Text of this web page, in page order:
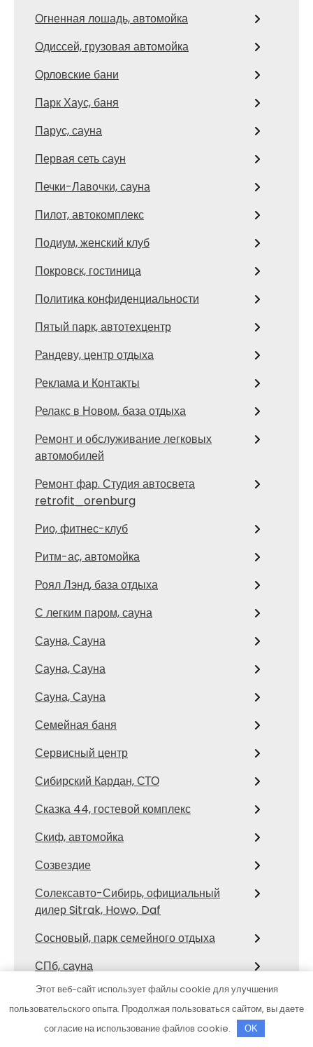
Огненная лошадь, автомойка
Одиссей, грузовая автомойка
Орловские бани
Парк Хаус, баня
Парус, сауна
Первая сеть саун
Печки-Лавочки, сауна
Пилот, автокомплекс
Подиум, женский клуб
Покровск, гостиница
Политика конфиденциальности
Пятый парк, автотехцентр
Рандеву, центр отдыха
Реклама и Контакты
Релакс в Новом, база отдыха
Ремонт и обслуживание легковых
автомобилей
Ремонт фар. Студия автосвета
retrofit_orenburg
Рио, фитнес-клуб
Ритм-ас, автомойка
Роял Лэнд, база отдыха
С легким паром, сауна
Сауна, Сауна
Сауна, Сауна
Сауна, Сауна
Семейная баня
Сервисный центр
Сибирский Кардан, СТО
Сказка 44, гостевой комплекс
Скиф, автомойка
Созвездие
Солексавто-Сибирь, официальный
дилер Sitrak, Howo, Daf
Сосновый, парк семейного отдыха
СПб, сауна
Спектр-Авто Mitsubishi
Этот веб-сайт использует файлы cookie для улучшения
пользовательского опыта. Продолжая пользоваться сайтом, вы даете
согласие на использование файлов cookie.
OK